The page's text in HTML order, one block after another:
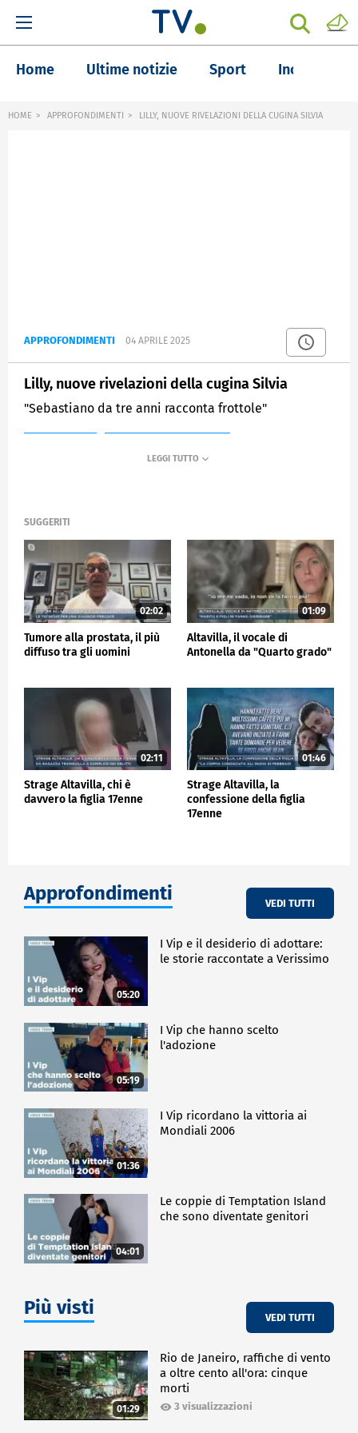
Home Ultime notizie Sport Inchieste
HOME APPROFONDIMENTI LILLY, NUOVE RIVELAZIONI DELLA CUGINA SILVIA
APPROFONDIMENTI 04 APRILE 2025
Lilly, nuove rivelazioni della cugina Silvia
"Sebastiano da tre anni racconta frottole"
SUGGERITI
02:02
Tumore alla prostata, il più
diffuso tra gli uomini
01:09
Altavilla, il vocale di
Antonella da "Quarto grado"
02:11
Strage Altavilla, chi è
davvero la figlia 17enne
01:46
Strage Altavilla, la
confessione della figlia
17enne
Approfondimenti VEDI TUTTI
05:20
I Vip e il desiderio di adottare:
le storie raccontate a Verissimo
05:19
I Vip che hanno scelto
l'adozione
01:36
I Vip ricordano la vittoria ai
Mondiali 2006
04:01
Le coppie di Temptation Island
che sono diventate genitori
Più visti VEDI TUTTI
01:29
Rio de Janeiro, raffiche di vento
a oltre cento all'ora: cinque
morti
3 visualizzazioni